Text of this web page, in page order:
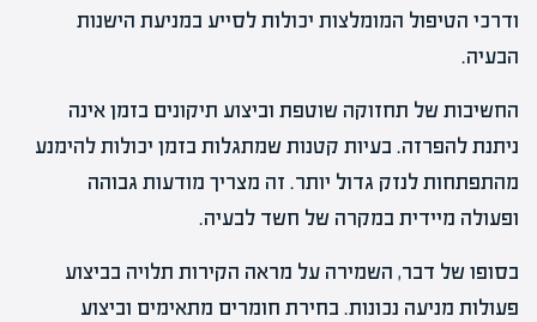
ודרכי הטיפול המומלצות יכולות לסייע במניעת הישנות
הבעיה.
החשיבות של תחזוקה שוטפת וביצוע תיקונים בזמן אינה
ניתנת להפרזה. בעיות קטנות שמתגלות בזמן יכולות להימנע
מהתפתחות לנזק גדול יותר. זה מצריך מודעות גבוהה
ופעולה מיידית במקרה של חשד לבעיה.
בסופו של דבר, השמירה על מראה הקירות תלויה בביצוע
פעולות מניעה נכונות. בחירת חומרים מתאימים וביצוע